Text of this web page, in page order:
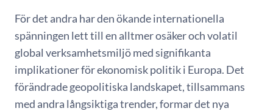
För det andra har den ökande internationella
spänningen lett till en alltmer osäker och volatil
global verksamhetsmiljö med signifikanta
implikationer för ekonomisk politik i Europa. Det
förändrade geopolitiska landskapet, tillsammans
med andra långsiktiga trender, formar det nya